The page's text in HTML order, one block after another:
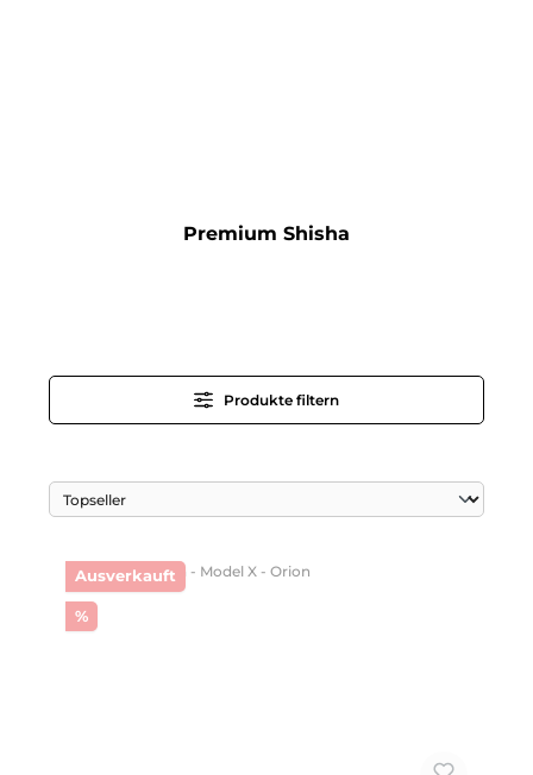
Premium Shisha
Produkte filtern
Ausverkauft
%Rabatt